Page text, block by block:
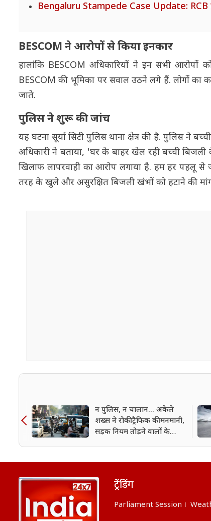
Bengaluru Stampede Case Update: RCB
BESCOM ने आरोपों से किया इनकार
हालांकि BESCOM अधिकारियों ने इन सभी
BESCOM की भूमिका पर सवाल उठने लगे हैं. लोगों का
जाते.
पुलिस ने शुरू की जांच
यह घटना सूर्या सिटी पुलिस थाना क्षेत्र की है. पुलिस ने
अधिकारी ने बताया, 'घर के बाहर खेल रही बच्ची
खिलाफ लापरवाही का आरोप लगाया है. हम हर पहलू से
तरह के खुले और असुरक्षित बिजली खंभों को हटाने की
न पुलिस, न चालान... अकेले
शख्स ने रोकी ट्रैफिक की मनमानी,
सड़क नियम तोड़ने वालों के
ट्रेंडिंग
Parliament Session